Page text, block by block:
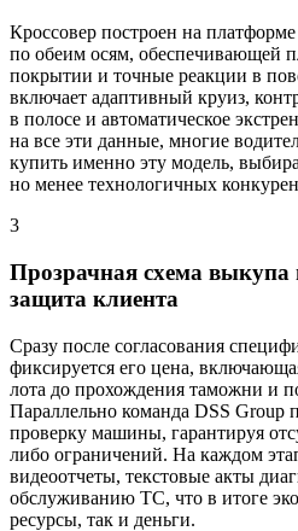
Кроссовер построен на
по обеим осям, обеспечивающей
покрытии и точные реакции в
включает адаптивный круиз,
в полосе и автоматическое
на все эти данные, многие
купить именно эту модель,
но менее технологичных
3
Прозрачная схема выкупа
защита клиента
Сразу после согласования
фиксируется его цена,
лота до прохождения таможни и
Параллельно команда DSS Group
проверку машины, гарантируя
либо ограничений. На каждом
видеоотчеты, текстовые акты
обслуживанию ТС, что в итоге
ресурсы, так и деньги.